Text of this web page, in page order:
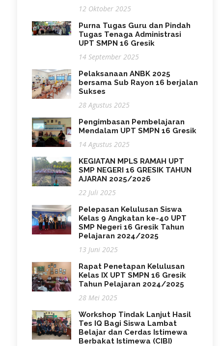
12 Oktober 2025
Purna Tugas Guru dan Pindah
Tugas Tenaga Administrasi
UPT SMPN 16 Gresik
14 September 2025
Pelaksanaan ANBK 2025
bersama Sub Rayon 16 berjalan
Sukses
28 Agustus 2025
Pengimbasan Pembelajaran
Mendalam UPT SMPN 16 Gresik
14 Agustus 2025
KEGIATAN MPLS RAMAH UPT
SMP NEGERI 16 GRESIK TAHUN
AJARAN 2025/2026
22 Juli 2025
Pelepasan Kelulusan Siswa
Kelas 9 Angkatan ke-40 UPT
SMP Negeri 16 Gresik Tahun
Pelajaran 2024/2025
13 Juni 2025
Rapat Penetapan Kelulusan
Kelas IX UPT SMPN 16 Gresik
Tahun Pelajaran 2024/2025
28 Mei 2025
Workshop Tindak Lanjut Hasil
Tes IQ Bagi Siswa Lambat
Belajar dan Cerdas Istimewa
Berbakat Istimewa (CIBI)